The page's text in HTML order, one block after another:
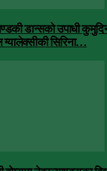
डान्सको उपाधी
ग्यालेक्सीकी सिरिना…